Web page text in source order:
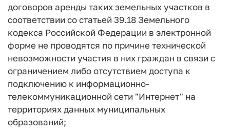
договоров аренды таких земельных участков в
соответствии со статьей 39.18 Земельного
кодекса Российской Федерации в электронной
форме не проводятся по причине технической
невозможности участия в них граждан в связи с
ограничением либо отсутствием доступа к
подключению к информационно-
телекоммуникационной сети "Интернет" на
территориях данных муниципальных
образований;